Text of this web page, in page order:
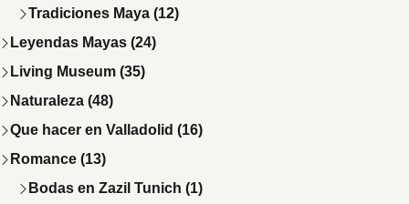
Tradiciones Maya (12)
Leyendas Mayas (24)
Living Museum (35)
Naturaleza (48)
Que hacer en Valladolid (16)
Romance (13)
Bodas en Zazil Tunich (1)